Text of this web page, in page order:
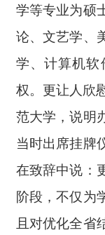
学等专业为硕
论、文艺学、
学、计算机软
权。更让人欣
范大学，说明
当时出席挂牌
在致辞中说：
阶段，不仅为
且对优化全省